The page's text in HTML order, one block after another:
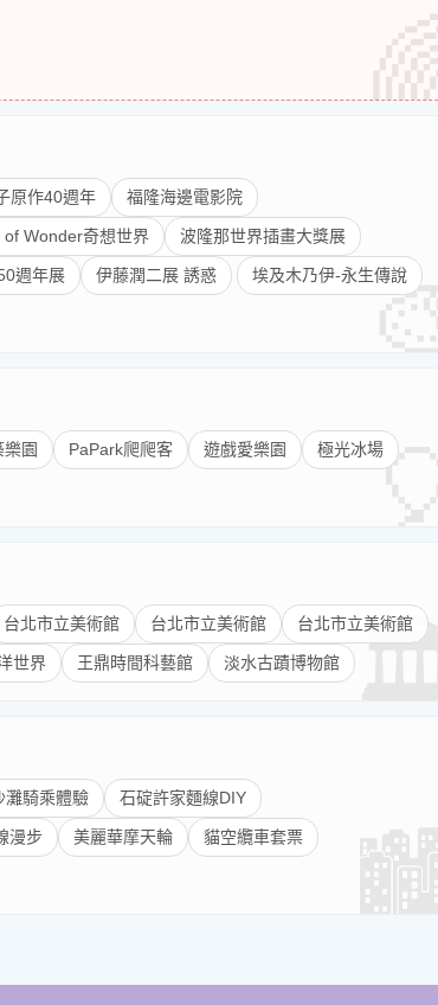
原作40週年 福隆海邊電影院
of Wonder奇想世界 波隆那世界插畫大獎展
週年展 伊藤潤二展 誘惑 埃及木乃伊-永生傳說
樂園 PaPark爬爬客 遊戲愛樂園 極光冰場
台北市立美術館 台北市立美術館 台北市立美術館
世界 王鼎時間科藝館 淡水古蹟博物館
灘騎乘體驗 石碇許家麵線DIY
漫步 美麗華摩天輪 貓空纜車套票